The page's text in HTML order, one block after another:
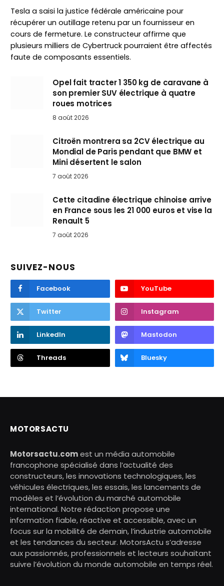
Tesla a saisi la justice fédérale américaine pour
récupérer un outillage retenu par un fournisseur en
cours de fermeture. Le constructeur affirme que
plusieurs milliers de Cybertruck pourraient être affectés
faute de composants essentiels.
Opel fait tracter 1 350 kg de caravane à
son premier SUV électrique à quatre
roues motrices
8 août 2026
Citroën montrera sa 2CV électrique au
Mondial de Paris pendant que BMW et
Mini désertent le salon
7 août 2026
Cette citadine électrique chinoise arrive
en France sous les 21 000 euros et vise la
Renault 5
7 août 2026
SUIVEZ-NOUS
Facebook YouTube
Twitter Instagram
LinkedIn Mastodon
Threads Bluesky
MOTORSACTU
Motorsactu.comest un média automobile
francophone spécialisé dans l’actualité des
constructeurs, les innovations technologiques, les
véhicules électriques, les essais, les lancements de
modèles et l’évolution du marché automobile
international. Notre rédaction propose une
information fiable, réactive et accessible, avec un
focus sur la mobilité de demain, l’industrie automobile
et les tendances du secteur. MotorsActu s’adresse
aux passionnés, professionnels et lecteurs souhaitant
suivre l’évolution du monde automobile en temps réel.